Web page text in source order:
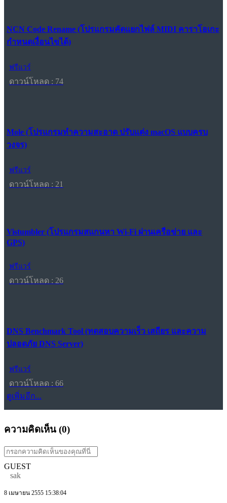
NCN Code Rename (โปรแกรมคัดแยกไฟล์ MIDI คาราโอเกะ
กำหนดเงื่อนไขได้)
ฟรีแวร์
ดาวน์โหลด : 74
Mole (โปรแกรมทำความสะอาด ปรับแต่ง macOS แบบครบ
วงจร)
ฟรีแวร์
ดาวน์โหลด : 21
Vistumbler (โปรแกรมสแกนหา Wi-Fi ผ่านเครือข่าย และ
GPS)
ฟรีแวร์
ดาวน์โหลด : 26
DNS Benchmark Tool (ทดสอบความเร็ว เสถียร และความ
ปลอดภัย DNS Server)
ฟรีแวร์
ดาวน์โหลด : 66
ดูเพิ่มอีก...
ความคิดเห็น (0)
GUEST
sak
8 เมษายน 2555 15:38:04